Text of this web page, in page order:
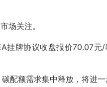
场关注。
挂牌协议收盘报价70.07
配额需求集中释放，将进一